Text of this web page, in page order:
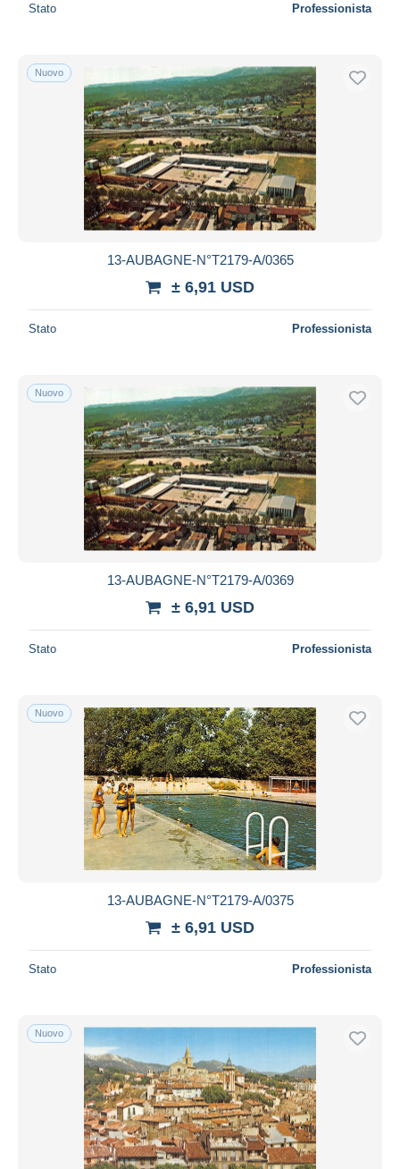
Stato Professionista
Nuovo
13-AUBAGNE-N°T2179-A/0365
± 6,91 USD
Stato Professionista
Nuovo
13-AUBAGNE-N°T2179-A/0369
± 6,91 USD
Stato Professionista
Nuovo
13-AUBAGNE-N°T2179-A/0375
± 6,91 USD
Stato Professionista
Nuovo